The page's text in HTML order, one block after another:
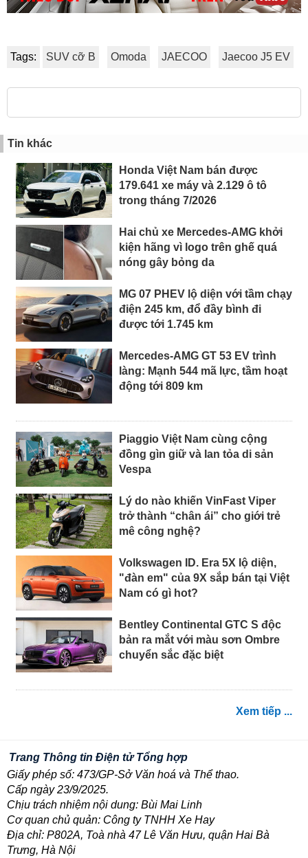
Tags: SUV cỡ B Omoda JAECOO Jaecoo J5 EV
Tin khác
Honda Việt Nam bán được
179.641 xe máy và 2.129 ô tô
trong tháng 7/2026
Hai chủ xe Mercedes-AMG khởi
kiện hãng vì logo trên ghế quá
nóng gây bỏng da
MG 07 PHEV lộ diện với tầm chạy
điện 245 km, đổ đầy bình đi
được tới 1.745 km
Mercedes-AMG GT 53 EV trình
làng: Mạnh 544 mã lực, tầm hoạt
động tới 809 km
Piaggio Việt Nam cùng cộng
đồng gìn giữ và lan tỏa di sản
Vespa
Lý do nào khiến VinFast Viper
trở thành “chân ái” cho giới trẻ
mê công nghệ?
Volkswagen ID. Era 5X lộ diện,
"đàn em" của 9X sắp bán tại Việt
Nam có gì hot?
Bentley Continental GTC S độc
bản ra mắt với màu sơn Ombre
chuyển sắc đặc biệt
Xem tiếp ...
Trang Thông tin Điện tử Tổng hợp
Giấy phép số: 473/GP-Sở Văn hoá và Thể thao.
Cấp ngày 23/9/2025.
Chịu trách nhiệm nội dung: Bùi Mai Linh
Cơ quan chủ quản: Công ty TNHH Xe Hay
Địa chỉ: P802A, Toà nhà 47 Lê Văn Hưu, quận Hai Bà
Trưng, Hà Nội